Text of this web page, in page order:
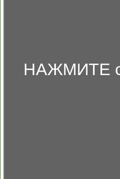
НАЖМИТЕ